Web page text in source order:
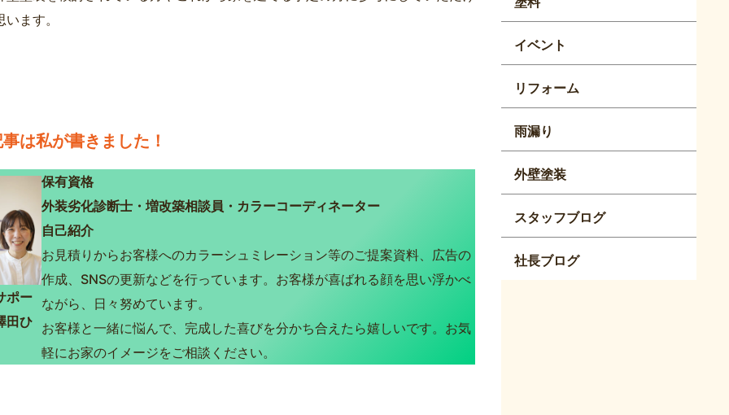
ます。
は私が書きました！
ポー
ひ
保有資格
外装劣化診断士・増改築相談員・カラーコーディネーター
自己紹介
お見積りからお客様へのカラーシュミレーション等のご提案資料、広告の
作成、SNSの更新などを行っています。お客様が喜ばれる顔を思い浮かべ
ながら、日々努めています。
お客様と一緒に悩んで、完成した喜びを分かち合えたら嬉しいです。お気
軽にお家のイメージをご相談ください。
イベント
リフォーム
雨漏り
外壁塗装
スタッフブログ
社長ブログ